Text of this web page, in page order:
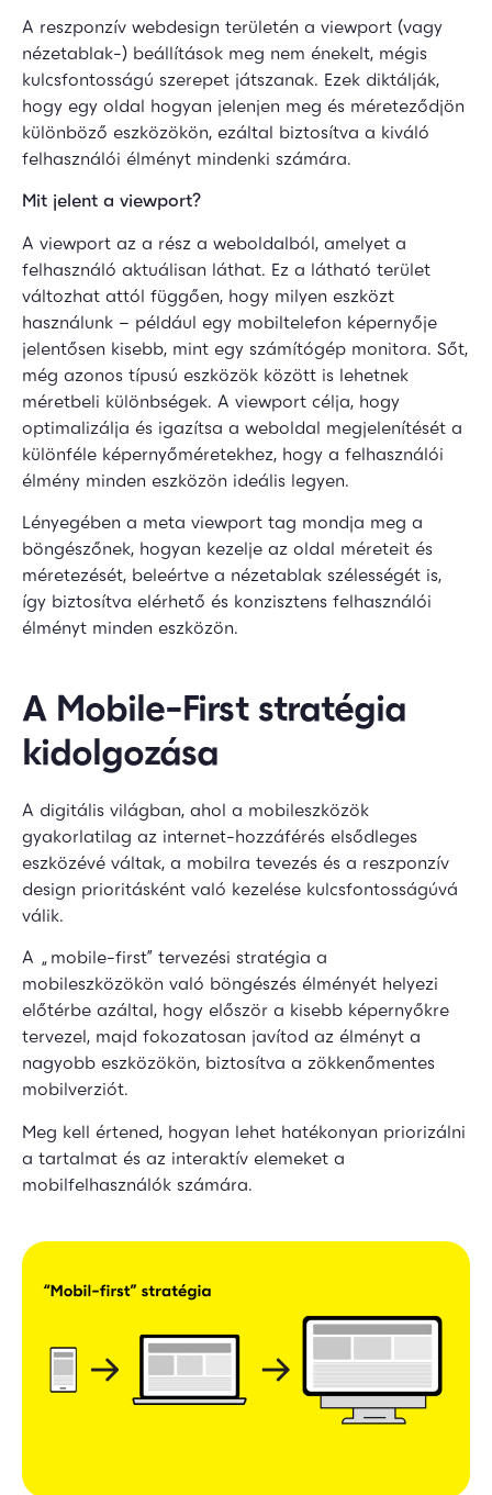
A reszponzív webdesign területén a viewport (vagy
nézetablak-) beállítások meg nem énekelt, mégis
kulcsfontosságú szerepet játszanak. Ezek diktálják,
hogy egy oldal hogyan jelenjen meg és méreteződjön
különböző eszközökön, ezáltal biztosítva a kiváló
felhasználói élményt mindenki számára.
Mit jelent a viewport?
A viewport az a rész a weboldalból, amelyet a
felhasználó aktuálisan láthat. Ez a látható terület
változhat attól függően, hogy milyen eszközt
használunk – például egy mobiltelefon képernyője
jelentősen kisebb, mint egy számítógép monitora. Sőt,
még azonos típusú eszközök között is lehetnek
méretbeli különbségek. A viewport célja, hogy
optimalizálja és igazítsa a weboldal megjelenítését a
különféle képernyőméretekhez, hogy a felhasználói
élmény minden eszközön ideális legyen.
Lényegében a meta viewport tag mondja meg a
böngészőnek, hogyan kezelje az oldal méreteit és
méretezését, beleértve a nézetablak szélességét is,
így biztosítva elérhető és konzisztens felhasználói
élményt minden eszközön.
A Mobile-First stratégia
kidolgozása
A digitális világban, ahol a mobileszközök
gyakorlatilag az internet-hozzáférés elsődleges
eszközévé váltak, a mobilra tevezés és a reszponzív
design prioritásként való kezelése kulcsfontosságúvá
válik.
A „mobile-first” tervezési stratégia a
mobileszközökön való böngészés élményét helyezi
előtérbe azáltal, hogy először a kisebb képernyőkre
tervezel, majd fokozatosan javítod az élményt a
nagyobb eszközökön, biztosítva a zökkenőmentes
mobilverziót.
Meg kell értened, hogyan lehet hatékonyan priorizálni
a tartalmat és az interaktív elemeket a
mobilfelhasználók számára.